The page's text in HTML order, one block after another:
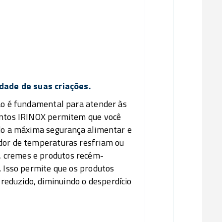
de suas criações.
é fundamental para atender às
IRINOX permitem que você
a máxima segurança alimentar e
de temperaturas resfriam ou
e produtos recém-
permite que os produtos
diminuindo o desperdício